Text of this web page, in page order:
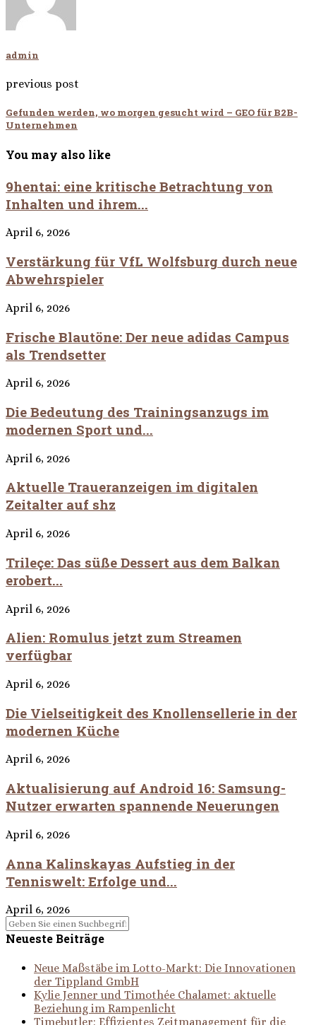
admin
previous post
Gefunden werden, wo morgen gesucht wird – GEO für B2B-
Unternehmen
You may also like
9hentai: eine kritische Betrachtung von
Inhalten und ihrem...
April 6, 2026
Verstärkung für VfL Wolfsburg durch neue
Abwehrspieler
April 6, 2026
Frische Blautöne: Der neue adidas Campus
als Trendsetter
April 6, 2026
Die Bedeutung des Trainingsanzugs im
modernen Sport und...
April 6, 2026
Aktuelle Traueranzeigen im digitalen
Zeitalter auf shz
April 6, 2026
Trileçe: Das süße Dessert aus dem Balkan
erobert...
April 6, 2026
Alien: Romulus jetzt zum Streamen
verfügbar
April 6, 2026
Die Vielseitigkeit des Knollensellerie in der
modernen Küche
April 6, 2026
Aktualisierung auf Android 16: Samsung-
Nutzer erwarten spannende Neuerungen
April 6, 2026
Anna Kalinskayas Aufstieg in der
Tenniswelt: Erfolge und...
April 6, 2026
Neueste Beiträge
Neue Maßstäbe im Lotto-Markt: Die Innovationen
der Tippland GmbH
Kylie Jenner und Timothée Chalamet: aktuelle
Beziehung im Rampenlicht
Timebutler: Effizientes Zeitmanagement für die